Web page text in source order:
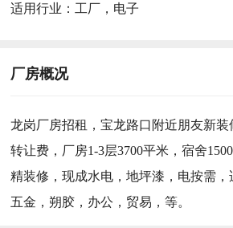
适用行业： 工厂，电子
厂房概况
龙岗厂房招租，宝龙路口附近朋友新
转让费，厂房1-3层3700平米，宿舍
精装修，现成水电，地坪漆，电按需，
五金，朔胶，办公，贸易，等。